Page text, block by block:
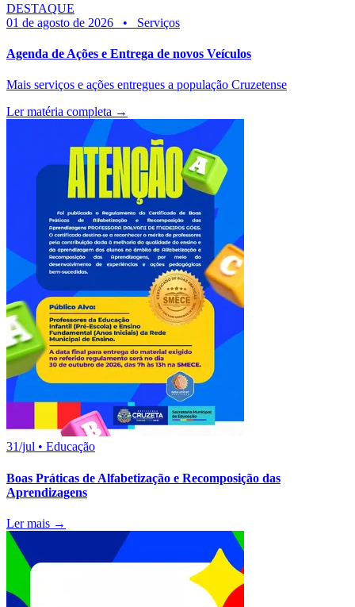
DESTAQUE
01 de agosto de 2026 • Serviços
Agenda de Ações e Entrega de novos Veículos
Mais serviços e ações entregues a população Cruzetense
Ler matéria completa →
31/jul • Educação
Boas Práticas de Alfabetização e Recomposição das
Aprendizagens
Ler mais →